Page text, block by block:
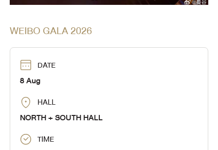
WEIBO GALA 2026
DATE
8 Aug
HALL
NORTH + SOUTH HALL
TIME